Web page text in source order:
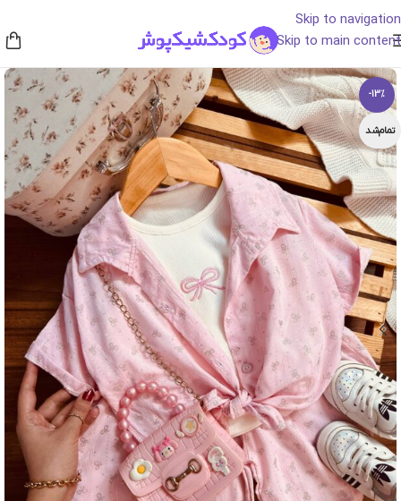
Skip to navigation
Skip to main content
-13%
تمام‌شد